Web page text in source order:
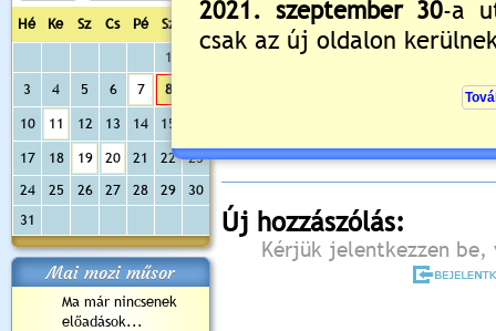
Hé Ke Sz Cs Pé Sz
Va
1
3
4 5 6 7 8
10 11 12 13 14 15
17 18 19 20 21 22
23
24
25 26 27 28 29
30
31
Mai mozi műsor
Ma már nincsenek
előadások...
Még nincsenek hozzászólások
Új hozzászólás:
Kérjük jelentkezzen be,